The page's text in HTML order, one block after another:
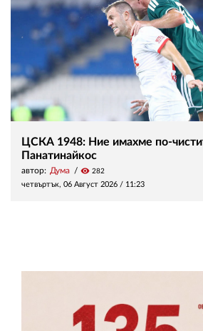
ЦСКА 1948: Ние имахме по-
Панатинайкос
автор: Дума visibility 282
четвъртък, 06 Август 2026 / 11:23